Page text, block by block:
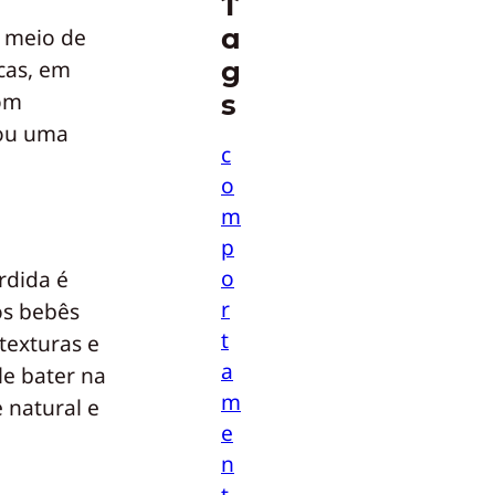
meio de
em
uma
é
bebês
e
bater na
natural e
a
g
s
c
o
m
p
o
r
t
a
m
e
n